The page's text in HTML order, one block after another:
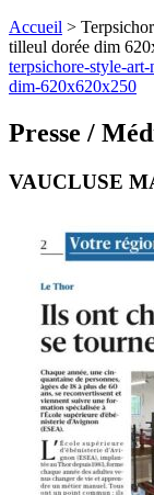
Accueil >
tilleul dorée dim
terpsichore-style-
dim-620x620x250
Presse /
VAUCLUSE